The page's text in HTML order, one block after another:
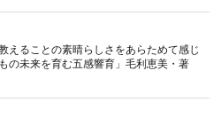
えることの素晴らしさをあらためて感じ
の未来を育む五感響育」毛利恵美・著